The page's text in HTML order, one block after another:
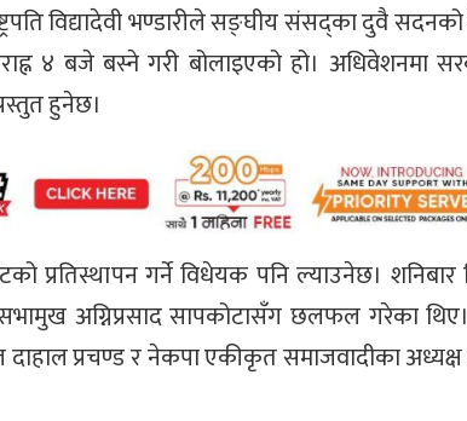
विद्यादेवी भण्डारीले सङ्घीय संसद्का दुवै
४ बजे बस्ने गरी बोलाइएको हो। अधिवेशनमा
हुनेछ।
प्रतिस्थापन गर्ने विधेयक पनि ल्याउनेछ। शनिबार
अग्निप्रसाद सापकोटासँग छलफल गरेका
प्रचण्ड र नेकपा एकीकृत समाजवादीका